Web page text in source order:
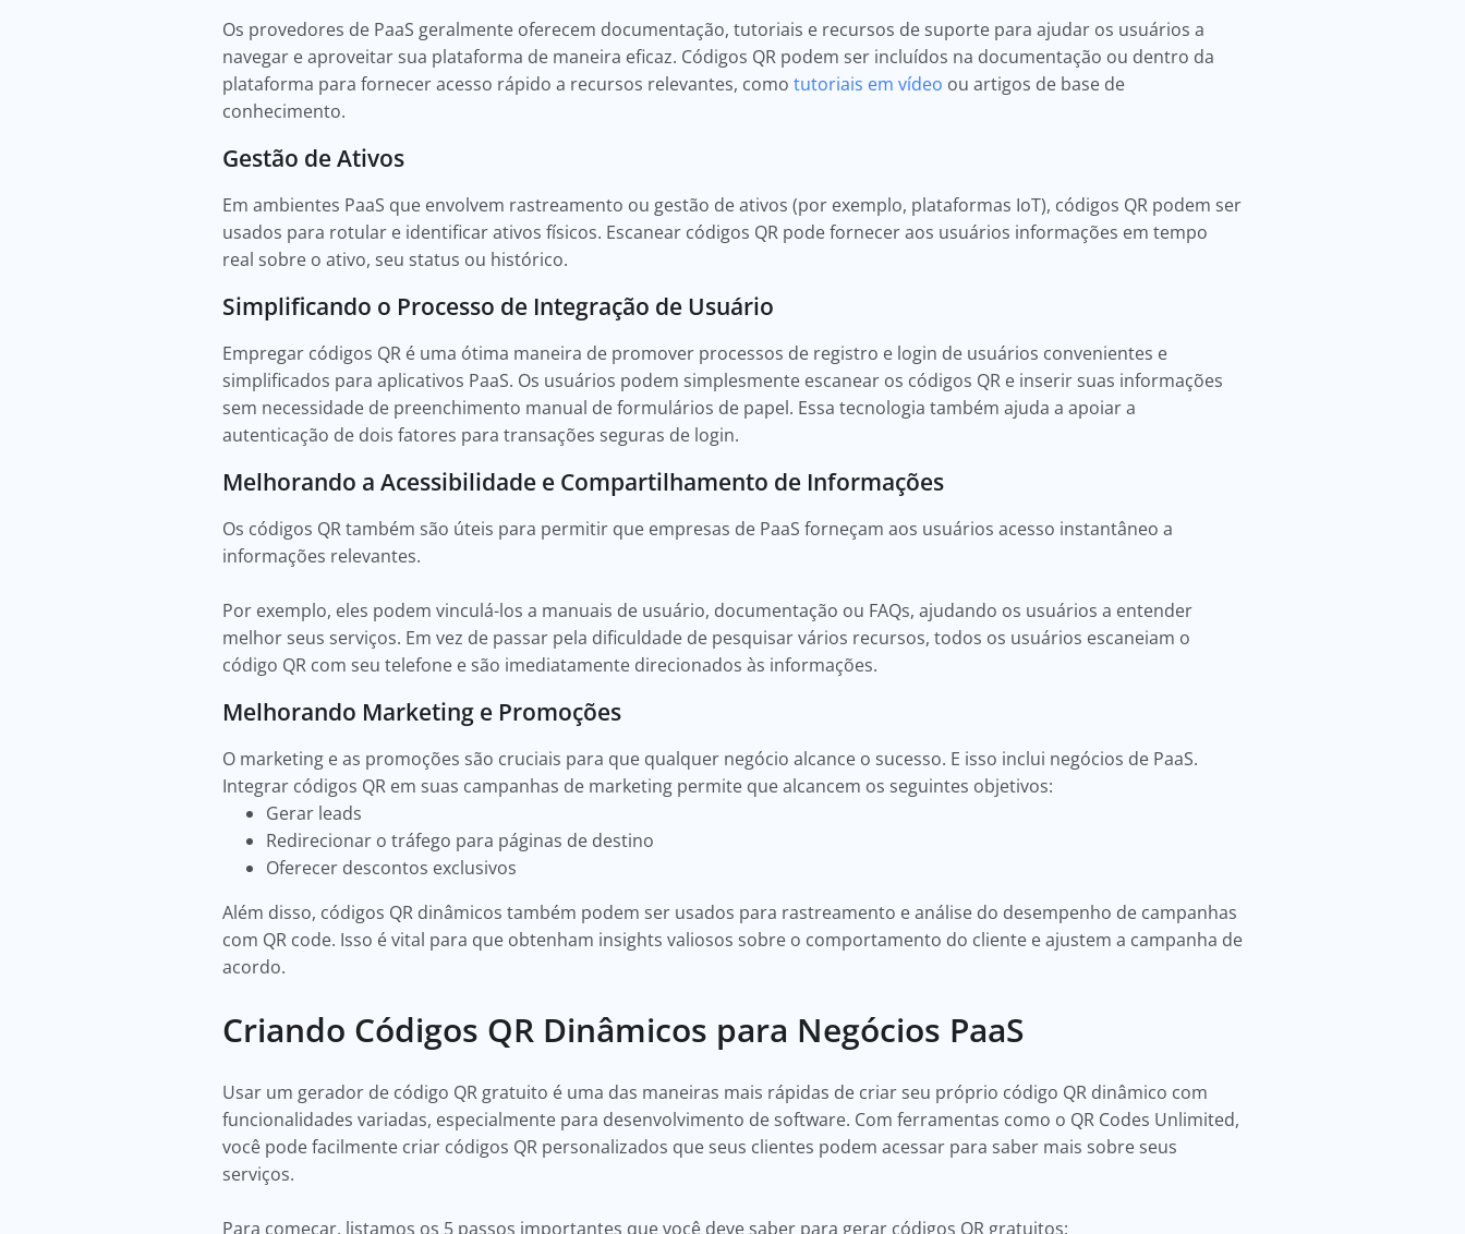
Os provedores de PaaS geralmente oferecem documentação, tutoriais e recursos de suporte para ajudar os usuários a
navegar e aproveitar sua plataforma de maneira eficaz. Códigos QR podem ser incluídos na documentação ou dentro da
plataforma para fornecer acesso rápido a recursos relevantes, como tutoriais em vídeo ou artigos de base de
conhecimento.
Gestão de Ativos
Em ambientes PaaS que envolvem rastreamento ou gestão de ativos (por exemplo, plataformas IoT), códigos QR podem ser
usados para rotular e identificar ativos físicos. Escanear códigos QR pode fornecer aos usuários informações em tempo
real sobre o ativo, seu status ou histórico.
Simplificando o Processo de Integração de Usuário
Empregar códigos QR é uma ótima maneira de promover processos de registro e login de usuários convenientes e
simplificados para aplicativos PaaS. Os usuários podem simplesmente escanear os códigos QR e inserir suas informações
sem necessidade de preenchimento manual de formulários de papel. Essa tecnologia também ajuda a apoiar a
autenticação de dois fatores para transações seguras de login.
Melhorando a Acessibilidade e Compartilhamento de Informações
Os códigos QR também são úteis para permitir que empresas de PaaS forneçam aos usuários acesso instantâneo a
informações relevantes.
Por exemplo, eles podem vinculá-los a manuais de usuário, documentação ou FAQs, ajudando os usuários a entender
melhor seus serviços. Em vez de passar pela dificuldade de pesquisar vários recursos, todos os usuários escaneiam o
código QR com seu telefone e são imediatamente direcionados às informações.
Melhorando Marketing e Promoções
O marketing e as promoções são cruciais para que qualquer negócio alcance o sucesso. E isso inclui negócios de PaaS.
Integrar códigos QR em suas campanhas de marketing permite que alcancem os seguintes objetivos:
Gerar leads
Redirecionar o tráfego para páginas de destino
Oferecer descontos exclusivos
Além disso, códigos QR dinâmicos também podem ser usados para rastreamento e análise do desempenho de campanhas
com QR code. Isso é vital para que obtenham insights valiosos sobre o comportamento do cliente e ajustem a campanha de
acordo.
Criando Códigos QR Dinâmicos para Negócios PaaS
Usar um gerador de código QR gratuito é uma das maneiras mais rápidas de criar seu próprio código QR dinâmico com
funcionalidades variadas, especialmente para desenvolvimento de software. Com ferramentas como o QR Codes Unlimited,
você pode facilmente criar códigos QR personalizados que seus clientes podem acessar para saber mais sobre seus
serviços.
Para começar, listamos os 5 passos importantes que você deve saber para gerar códigos QR gratuitos: